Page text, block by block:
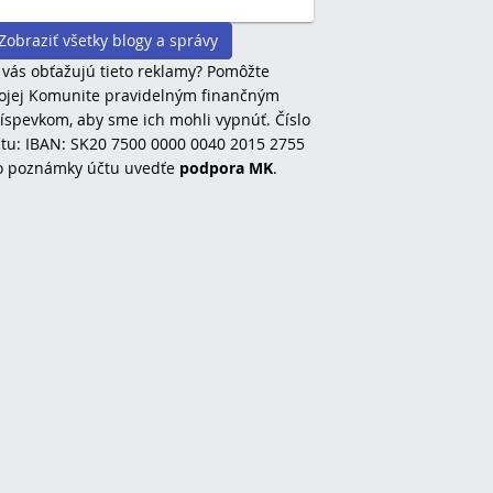
všetky blogy a správy
obťažujú tieto reklamy? Pomôžte
Komunite pravidelným finančným
aby sme ich mohli vypnúť. Číslo
IBAN: SK20 7500 0000 0040 2015 2755
poznámky účtu uvedťe podpora MK.